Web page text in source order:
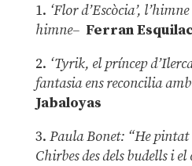
1. ‘Flor d’Escòcia’,
himne– Ferran
2. ‘Tyrik, el príncep
fantasia ens reconcilia
Jabaloyas
3. Paula Bonet: “He
Chirbes des dels budells i el